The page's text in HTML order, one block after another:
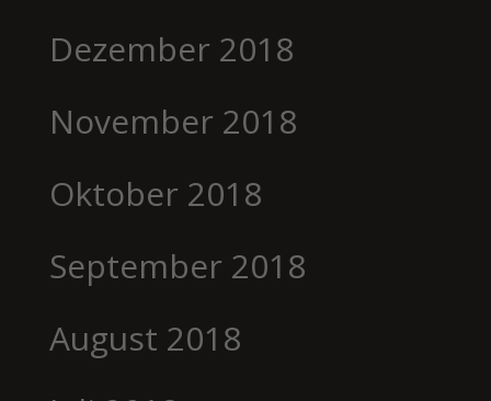
Dezember 2018
November 2018
Oktober 2018
September 2018
August 2018